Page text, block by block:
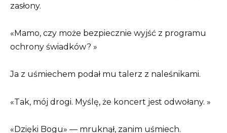
zasłony.
«Mamo, czy może bezpiecznie wyjść z programu
ochrony świadków? »
Ja z uśmiechem podał mu talerz z naleśnikami.
«Tak, mój drogi. Myślę, że koncert jest odwołany. »
«Dzięki Bogu» — mruknął, zanim uśmiech.